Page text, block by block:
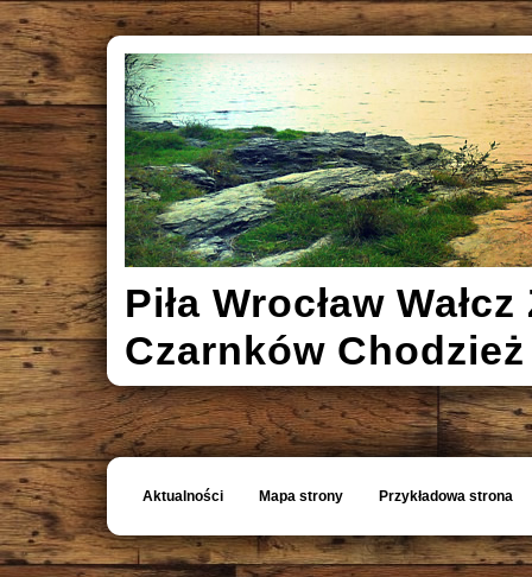
Piła Wrocław
Czarnków
Aktualności Mapa strony Przykładowa strona